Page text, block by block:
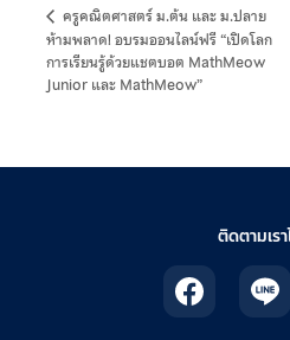
ครูคณิตศาสตร์ ม.ต้น และ ม.ปลาย
ห้ามพลาด! อบรมออนไลน์ฟรี “เปิดโลก
การเรียนรู้ด้วยแชตบอต MathMeow
Junior และ MathMeow”
ติดตามเร